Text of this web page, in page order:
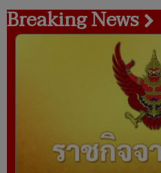
Breaking News